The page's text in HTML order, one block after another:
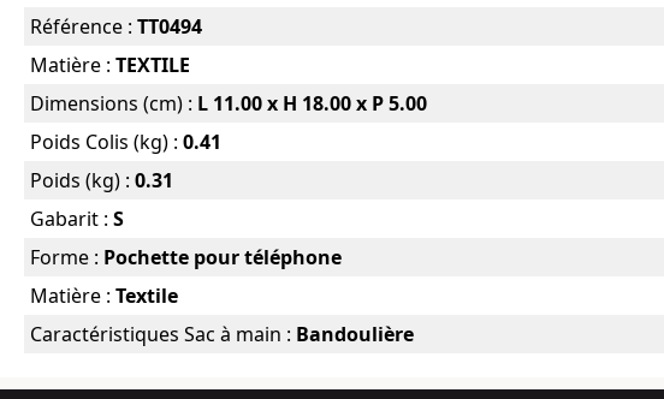
Référence : TT0494
Matière : TEXTILE
Dimensions (cm) : L 11.00 x H 18.00 x P 5.00
Poids Colis (kg) : 0.41
Poids (kg) : 0.31
Gabarit : S
Forme : Pochette pour téléphone
Matière : Textile
Caractéristiques Sac à main : Bandoulière